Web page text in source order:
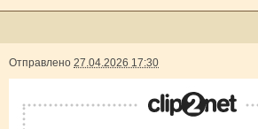
Отправлено27.04.2026 17:30